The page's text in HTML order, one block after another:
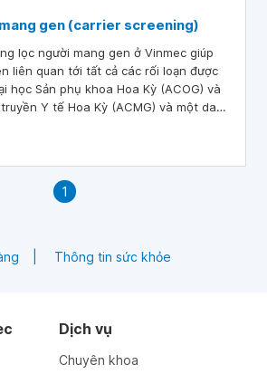
gen (carrier screening)
lọc người mang gen ở Vinmec giúp
liên quan tới tất cả các rối loạn được
học Sản phụ khoa Hoa Kỳ (ACOG) và
Y tế Hoa Kỳ (ACMG) và một danh
1
Thông tin sức khỏe
Dịch vụ
Chuyên khoa